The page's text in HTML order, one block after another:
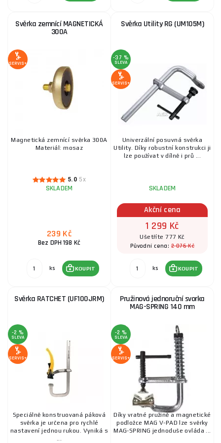
Pružinová jednoruční svorka MAG-SPRING 140 mm
SKLADEM KOUPIT
Vypínatelný magnet s jedním vypínačem MSA46-HD
1 229 Kč
Ráčnová posuvná svěrka Ratchet UF100RM
1 649 Kč
Magnet MULTI-A MINI SADA 2 KUSŮ
382 Kč
Svěrka zemnící MAGNETICKÁ
300A
SERVIS+
Magnetická zemnící svěrka 300A
Materiál: mosaz
5.0 5x
SKLADEM
239 Kč
Bez DPH 198 Kč
ks KOUPIT
Svěrka Utility RG (UM105M)
-37 %
SLEVA
SERVIS+
Univerzální posuvná svěrka
Utility. Díky robustní konstrukci ji
lze používat v dílně i prů ...
SKLADEM
Akční cena
1 299 Kč
Ušetříte 777 Kč
Původní cena:2 076 Kč
ks KOUPIT
Svěrka RATCHET (UF100JRM)
-2 %
SLEVA
SERVIS+
Speciálně konstruovaná páková
svěrka je určena pro rychlé
nastavení jednou rukou. Vyniká s
...
Pružinová jednoruční svorka
MAG-SPRING 140 mm
-2 %
SLEVA
SERVIS+
Díky vratné pružině a magnetické
podložce MAG V-PAD lze svěrky
MAG-SPRING jednoduše ovláda ...